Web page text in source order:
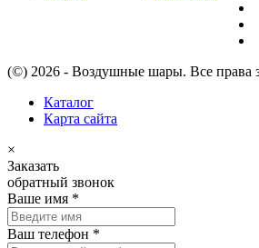
(©) 2026 - Воздушные шары. Все права
Каталог
Карта сайта
×
Заказать
обратный звонок
Ваше имя *
Ваш телефон *